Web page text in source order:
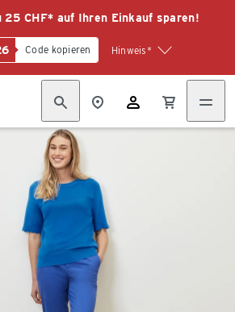
25 CHF* auf Ihren Einkauf sparen!
Code kopieren Hinweis*